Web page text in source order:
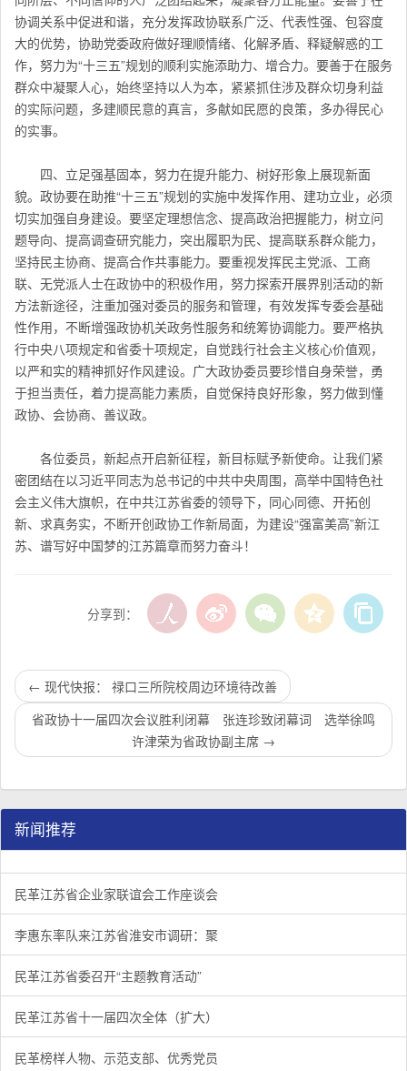
协调关系中促进和谐，充分发挥政协联系广泛、代表性强、包容度
大的优势，协助党委政府做好理顺情绪、化解矛盾、释疑解惑的工
作，努力为“十三五”规划的顺利实施添助力、增合力。要善于在服务
群众中凝聚人心，始终坚持以人为本，紧紧抓住涉及群众切身利益
的实际问题，多建顺民意的真言，多献如民愿的良策，多办得民心
的实事。
四、立足强基固本，努力在提升能力、树好形象上展现新面
貌。政协要在助推“十三五”规划的实施中发挥作用、建功立业，必须
切实加强自身建设。要坚定理想信念、提高政治把握能力，树立问
题导向、提高调查研究能力，突出履职为民、提高联系群众能力，
坚持民主协商、提高合作共事能力。要重视发挥民主党派、工商
联、无党派人士在政协中的积极作用，努力探索开展界别活动的新
方法新途径，注重加强对委员的服务和管理，有效发挥专委会基础
性作用，不断增强政协机关政务性服务和统筹协调能力。要严格执
行中央八项规定和省委十项规定，自觉践行社会主义核心价值观，
以严和实的精神抓好作风建设。广大政协委员要珍惜自身荣誉，勇
于担当责任，着力提高能力素质，自觉保持良好形象，努力做到懂
政协、会协商、善议政。
各位委员，新起点开启新征程，新目标赋予新使命。让我们紧
密团结在以习近平同志为总书记的中共中央周围，高举中国特色社
会主义伟大旗帜，在中共江苏省委的领导下，同心同德、开拓创
新、求真务实，不断开创政协工作新局面，为建设“强富美高”新江
苏、谱写好中国梦的江苏篇章而努力奋斗！
分享到：
← 现代快报： 禄口三所院校周边环境待改善
省政协十一届四次会议胜利闭幕 张连珍致闭幕词 选举徐鸣
许津荣为省政协副主席 →
新闻推荐
民革江苏省企业家联谊会工作座谈会在宁召开
1/3 李惠东率队来江苏省淮安市调研：聚焦民革党员之家建设管
2/3 民革江苏省委召开“主题教育活动” 领导班子民主生活会
3/3
民革江苏省企业家联谊会工作座谈会
李惠东率队来江苏省淮安市调研：聚
民革江苏省委召开“主题教育活动”
民革江苏省十一届四次全体（扩大）
民革榜样人物、示范支部、优秀党员